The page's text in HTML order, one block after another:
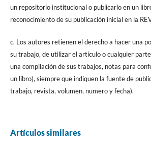
un repositorio institucional o publicarlo en un
reconocimiento de su publicación inicial en la
c. Los autores retienen el derecho a hacer una
su trabajo, de utilizar el artículo o cualquier
una compilación de sus trabajos, notas para
un libro), siempre que indiquen la fuente de
trabajo, revista, volumen, numero y fecha).
Artículos similares